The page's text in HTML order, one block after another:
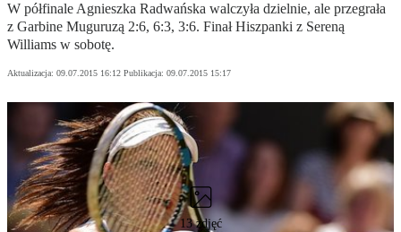
W półfinale Agnieszka Radwańska walczyła dzielnie, ale przegrała
z Garbine Muguruzą 2:6, 6:3, 3:6. Finał Hiszpanki z Sereną
Williams w sobotę.
Aktualizacja: 09.07.2015 16:12 Publikacja: 09.07.2015 15:17
13 zdjęć